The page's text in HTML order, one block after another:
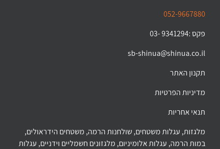
052-9667880
פקס :9341294 -03
sb-shinua@shinua.co.il
תקנון האתר
מדיניות הפרטיות
תנאי אחריות
מלגזות, עגלות משטחים, שולחנות הרמה, משטחים הידראולים,
במות הרמה, עגלות אלומיניום, מלגזונים חשמליים וידניים, עגלות